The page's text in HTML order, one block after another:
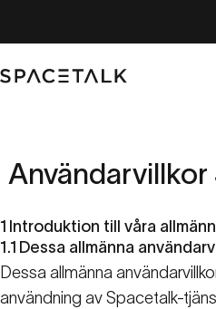
Spacetalk
Användarvillkor
1 Introduktion till våra
1.1 Dessa allmänna
Dessa allmänna
användning av Spacetalk-